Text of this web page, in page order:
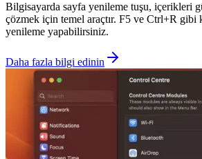
Bilgisayarda sayfa yenileme tuşu, içerikleri
çözmek için temel araçtır. F5 ve Ctrl+R gibi
yenileme yapabilirsiniz.
Daha fazla bilgi edinin